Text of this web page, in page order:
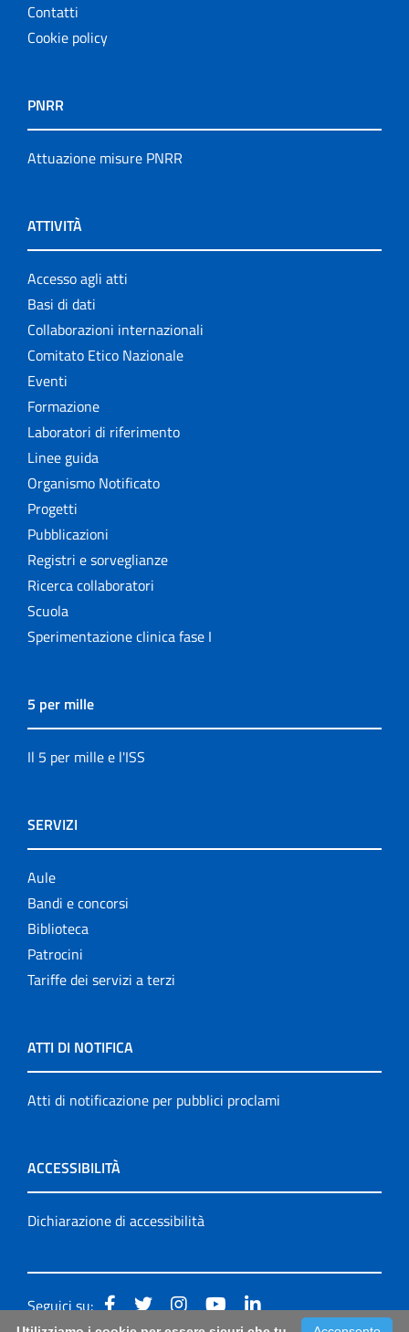
Contatti
Cookie policy
PNRR
Attuazione misure PNRR
ATTIVITÀ
Accesso agli atti
Basi di dati
Collaborazioni internazionali
Comitato Etico Nazionale
Eventi
Formazione
Laboratori di riferimento
Linee guida
Organismo Notificato
Progetti
Pubblicazioni
Registri e sorveglianze
Ricerca collaboratori
Scuola
Sperimentazione clinica fase I
5 per mille
Il 5 per mille e l'ISS
SERVIZI
Aule
Bandi e concorsi
Biblioteca
Patrocini
Tariffe dei servizi a terzi
ATTI DI NOTIFICA
Atti di notificazione per pubblici proclami
ACCESSIBILITÀ
Dichiarazione di accessibilità
Seguici su: